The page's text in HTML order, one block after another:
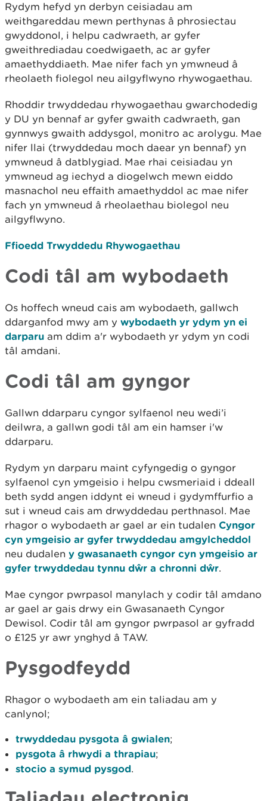
Rydym hefyd yn derbyn ceisiadau am
weithgareddau mewn perthynas â phrosiectau
gwyddonol, i helpu cadwraeth, ar gyfer
gweithrediadau coedwigaeth, ac ar gyfer
amaethyddiaeth. Mae nifer fach yn ymwneud â
rheolaeth fiolegol neu ailgyflwyno rhywogaethau.
Rhoddir trwyddedau rhywogaethau gwarchodedig
y DU yn bennaf ar gyfer gwaith cadwraeth, gan
gynnwys gwaith addysgol, monitro ac arolygu. Mae
nifer llai (trwyddedau moch daear yn bennaf) yn
ymwneud â datblygiad. Mae rhai ceisiadau yn
ymwneud ag iechyd a diogelwch mewn eiddo
masnachol neu effaith amaethyddol ac mae nifer
fach yn ymwneud â rheolaethau biolegol neu
ailgyflwyno.
Ffioedd Trwyddedu Rhywogaethau​
Codi tâl am wybodaeth
Os hoffech wneud cais am wybodaeth, gallwch
ddarganfod mwy am y wybodaeth yr ydym yn ei
darparu am ddim a'r wybodaeth yr ydym yn codi
tâl amdani.
Codi tâl am gyngor
Gallwn ddarparu cyngor sylfaenol neu wedi’i
deilwra, a gallwn godi tâl am ein hamser i'w
ddarparu.
Rydym yn darparu maint cyfyngedig o gyngor
sylfaenol cyn ymgeisio i helpu cwsmeriaid i ddeall
beth sydd angen iddynt ei wneud i gydymffurfio a
sut i wneud cais am drwyddedau perthnasol. Mae
rhagor o wybodaeth ar gael ar ein tudalen Cyngor
cyn ymgeisio ar gyfer trwyddedau amgylcheddol
neu dudalen y gwasanaeth cyngor cyn ymgeisio ar
gyfer trwyddedau tynnu dŵr a chronni dŵr.
Mae cyngor pwrpasol manylach y codir tâl amdano
ar gael ar gais drwy ein Gwasanaeth Cyngor
Dewisol. Codir tâl am gyngor pwrpasol ar gyfradd
o £125 yr awr ynghyd â TAW.
Pysgodfeydd
Rhagor o wybodaeth am ein taliadau am y
canlynol;
trwyddedau pysgota â gwialen;
pysgota â rhwydi a thrapiau;
stocio a symud pysgod.